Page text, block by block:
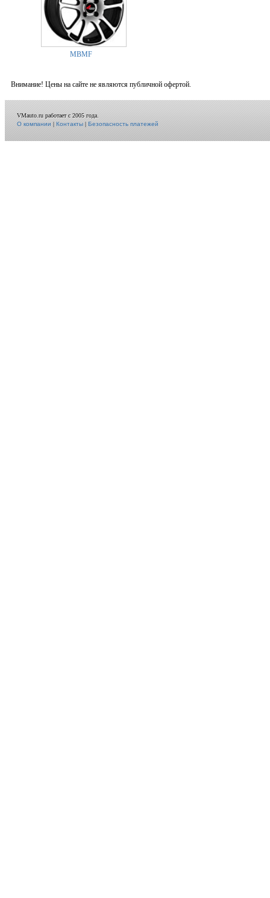
MBMF
Внимание! Цены на сайте не являются публичной офертой.
VMauto.ru работает с 2005 года.
О компании|Контакты|Безопасность платежей